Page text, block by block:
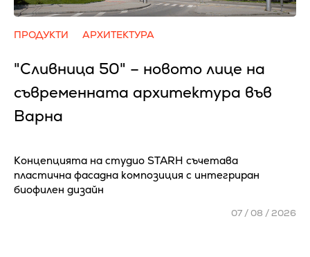
ПРОДУКТИ АРХИТЕКТУРА
"Сливница 50" – новото лице на
съвременната архитектура във
Варна
Концепцията на студио STARH съчетава
пластична фасадна композиция с интегриран
биофилен дизайн
07 / 08 / 2026